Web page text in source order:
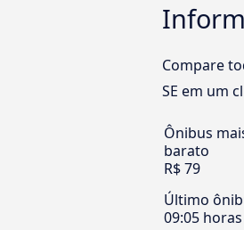
Compare
SE em um
Ônibus
barato
R$ 79
Último
09:05 horas